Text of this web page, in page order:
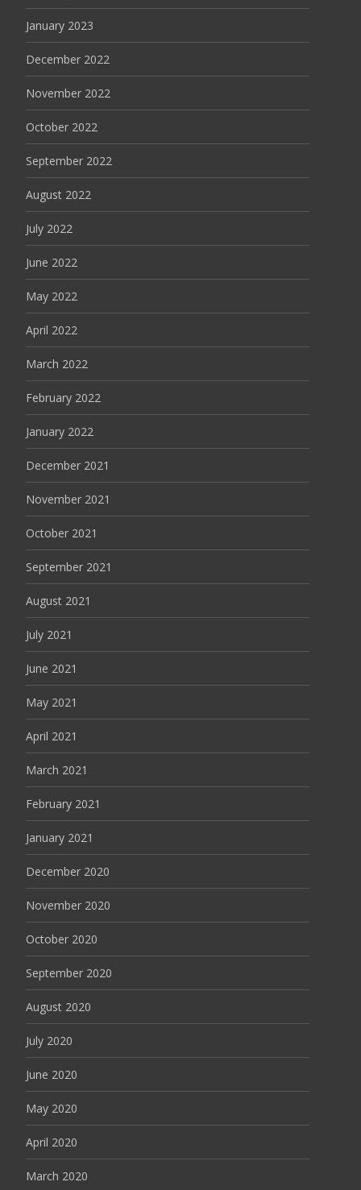
January 2023
December 2022
November 2022
October 2022
September 2022
August 2022
July 2022
June 2022
May 2022
April 2022
March 2022
February 2022
January 2022
December 2021
November 2021
October 2021
September 2021
August 2021
July 2021
June 2021
May 2021
April 2021
March 2021
February 2021
January 2021
December 2020
November 2020
October 2020
September 2020
August 2020
July 2020
June 2020
May 2020
April 2020
March 2020